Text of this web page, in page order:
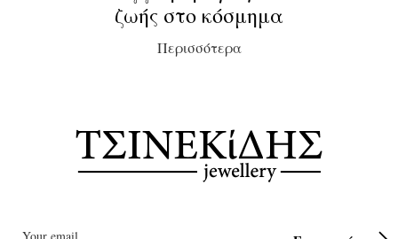
ζωής στο κόσμημα
Περισσότερα